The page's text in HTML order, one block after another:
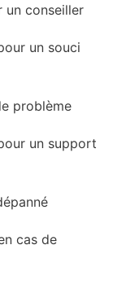
un conseiller
un souci
problème
un support
cas de